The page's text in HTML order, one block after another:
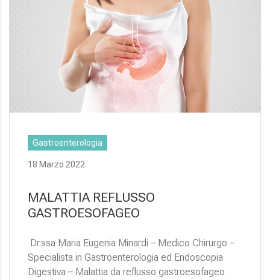
Gastroenterologia
18 Marzo 2022
MALATTIA REFLUSSO
GASTROESOFAGEO
Dr.ssa Maria Eugenia Minardi – Medico Chirurgo –
Specialista in Gastroenterologia ed Endoscopia
Digestiva – Malattia da reflusso gastroesofageo